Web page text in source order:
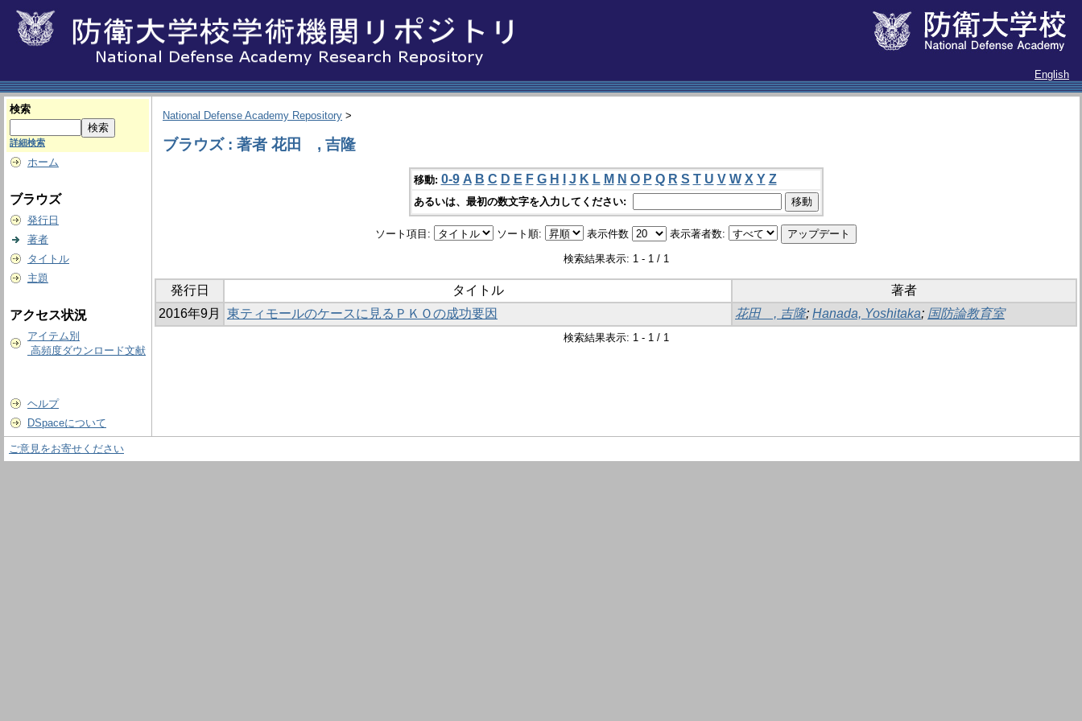
English
検索
詳細検索
ホーム
ブラウズ
発行日
著者
タイトル
主題
アクセス状況
アイテム別
高頻度ダウンロード文献
ヘルプ
DSpaceについて
National Defense Academy Repository >
ブラウズ : 著者 花田 , 吉隆
移動: 0-9 A B C D E F G H J K L M N O P Q R S T U V W X Y Z
あるいは、最初の数文字を入力してください:
ソート項目: ソート順: 表示件数 表示著者数:
検索結果表示: 1 - 1 / 1
発行日 タイトル
著者
2016年9月
東ティモールのケースに見るＰＫＯの成功要因 花田 , 吉隆; Hanada, Yoshitaka; 国防論教育室
検索結果表示: 1 - 1 / 1
ご意見をお寄せください